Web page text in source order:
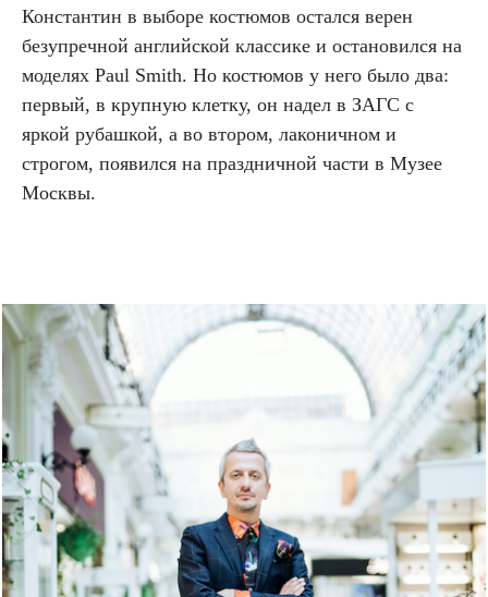
Константин в выборе костюмов остался верен
безупречной английской классике и остановился на
моделях Paul Smith. Но костюмов у него было два:
первый, в крупную клетку, он надел в ЗАГС с
яркой рубашкой, а во втором, лаконичном и
строгом, появился на праздничной части в Музее
Москвы.